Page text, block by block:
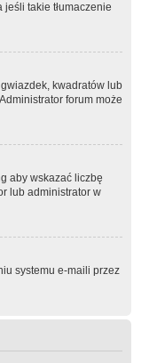
takie tłumaczenie
kwadratów lub
forum może
aby wskazać liczbę
lub administrator w
systemu e-maili przez